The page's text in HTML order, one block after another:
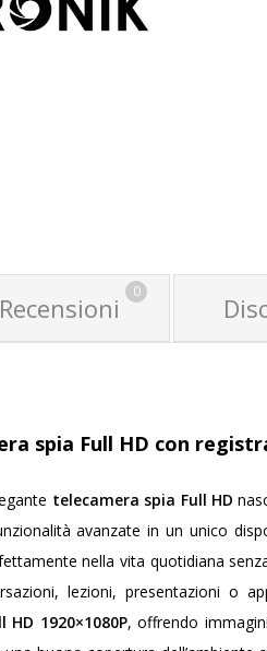
Recensioni
0
spia Full HD con
telecamera spia Full HD
avanzate in un unico
nella vita quotidiana
lezioni, presentazioni o
HD 1920×1080P, offrendo